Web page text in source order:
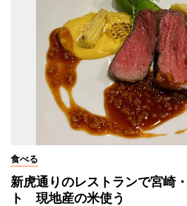
食べる
新虎通りのレストランで宮崎
ト 現地産の米使う